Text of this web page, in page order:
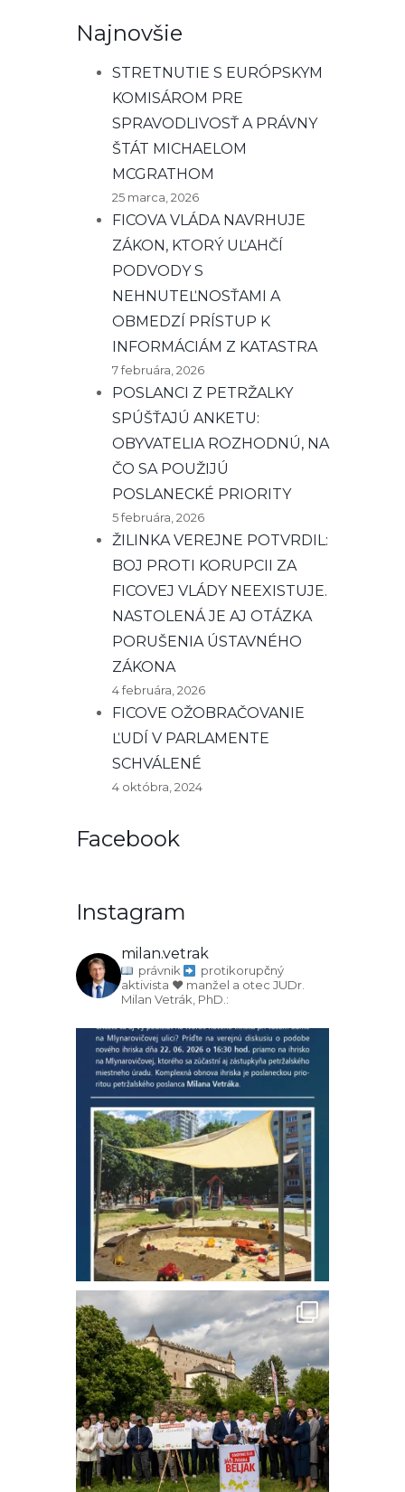
Najnovšie
STRETNUTIE S EURÓPSKYM
KOMISÁROM PRE
SPRAVODLIVOSŤ A PRÁVNY
ŠTÁT MICHAELOM
MCGRATHOM
25 marca, 2026
FICOVA VLÁDA NAVRHUJE
ZÁKON, KTORÝ UĽAHČÍ
PODVODY S
NEHNUTEĽNOSŤAMI A
OBMEDZÍ PRÍSTUP K
INFORMÁCIÁM Z KATASTRA
7 februára, 2026
POSLANCI Z PETRŽALKY
SPÚŠŤAJÚ ANKETU:
OBYVATELIA ROZHODNÚ, NA
ČO SA POUŽIJÚ
POSLANECKÉ PRIORITY
5 februára, 2026
ŽILINKA VEREJNE POTVRDIL:
BOJ PROTI KORUPCII ZA
FICOVEJ VLÁDY NEEXISTUJE.
NASTOLENÁ JE AJ OTÁZKA
PORUŠENIA ÚSTAVNÉHO
ZÁKONA
4 februára, 2026
FICOVE OŽOBRAČOVANIE
ĽUDÍ V PARLAMENTE
SCHVÁLENÉ
4 októbra, 2024
Facebook
Instagram
milan.vetrak
právnik
protikorupčný
aktivista ♥️ manžel a otec JUDr.
Milan Vetrák, PhD.: